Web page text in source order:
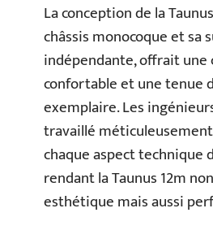
La conception de la
châssis monocoque et sa
indépendante, offrait une
confortable et une tenue
exemplaire. Les
travaillé
chaque aspect technique
rendant la Taunus 12m
esthétique mais aussi